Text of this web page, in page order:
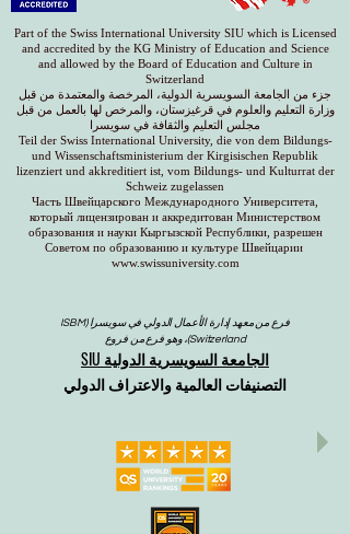
Part of the Swiss International University SIU which is Licensed
and accredited by the KG Ministry of Education and Science
and allowed by the Board of Education and Culture in
Switzerland
جزء من الجامعة السويسرية الدولية، المرخصة والمعتمدة من قبل
وزارة التعليم والعلوم في قرغيزستان، والمرخص لها بالعمل من قبل
مجلس التعليم والثقافة في سويسرا
Teil der Swiss International University, die von dem Bildungs-
und Wissenschaftsministerium der Kirgisischen Republik
lizenziert und akkreditiert ist, vom Bildungs- und Kulturrat der
Schweiz zugelassen
Часть Швейцарского Международного Университета,
который лицензирован и аккредитован Министерством
образования и науки Кыргызской Республики, разрешен
Советом по образованию и культуре Швейцарии
www.swissuniversity.com
فرع من معهد إدارة الأعمال الدولي في سويسرا (ISBM
Switzerland)، وهو فرع من فروع
الجامعة السويسرية الدولية SIU
التصنيفات العالمية والاعتراف الدولي